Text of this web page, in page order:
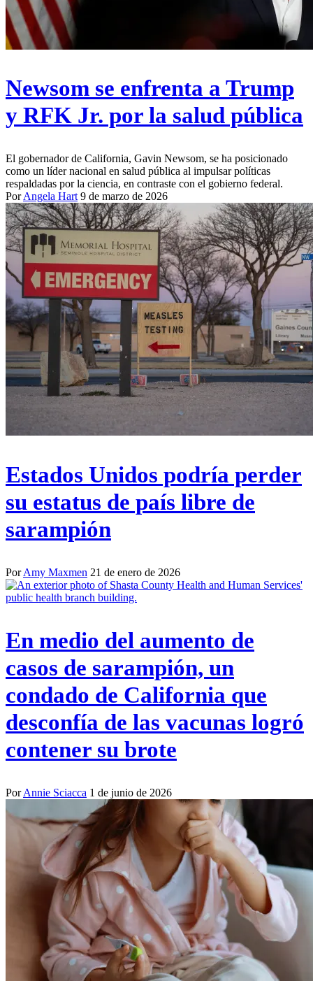
Newsom se enfrenta a Trump
y RFK Jr. por la salud pública
El gobernador de California, Gavin Newsom, se ha posicionado
como un líder nacional en salud pública al impulsar políticas
respaldadas por la ciencia, en contraste con el gobierno federal.
PorAngela Hart 9 de marzo de 2026
Estados Unidos podría perder
su estatus de país libre de
sarampión
PorAmy Maxmen 21 de enero de 2026
En medio del aumento de
casos de sarampión, un
condado de California que
desconfía de las vacunas logró
contener su brote
PorAnnie Sciacca 1 de junio de 2026